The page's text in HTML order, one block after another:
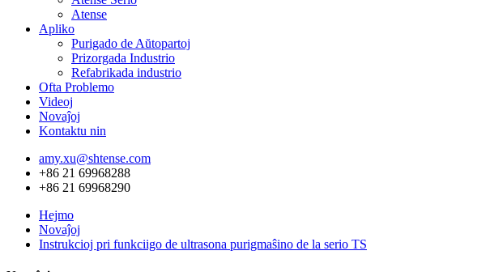
Atense
Apliko
Purigado de Aŭtopartoj
Prizorgada Industrio
Refabrikada industrio
Ofta Problemo
Videoj
Novaĵoj
Kontaktu nin
amy.xu@shtense.com
+86 21 69968288
+86 21 69968290
Hejmo
Novaĵoj
Instrukcioj pri funkciigo de ultrasona purigmaŝino de la serio TS